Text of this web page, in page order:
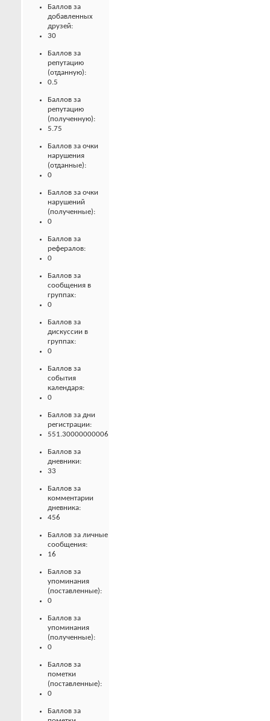
Баллов за
добавленных
друзей:
30
Баллов за
репутацию
(отданную):
0.5
Баллов за
репутацию
(полученную):
5.75
Баллов за очки
нарушения
(отданные):
0
Баллов за очки
нарушений
(полученные):
0
Баллов за
рефералов:
0
Баллов за
сообщения в
группах:
0
Баллов за
дискуссии в
группах:
0
Баллов за
события
календаря:
0
Баллов за дни
регистрации:
551.30000000006
Баллов за
дневники:
33
Баллов за
комментарии
дневника:
456
Баллов за личные
сообщения:
16
Баллов за
упоминания
(поставленные):
0
Баллов за
упоминания
(полученные):
0
Баллов за
пометки
(поставленные):
0
Баллов за